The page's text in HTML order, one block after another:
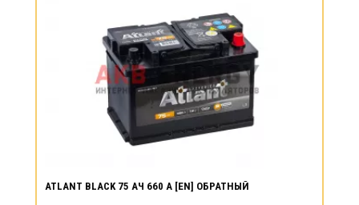
ATLANT BLACK 75 АЧ 660 А [EN] ОБРАТНЫЙ